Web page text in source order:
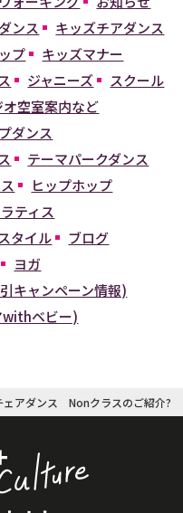
ンス
キッズチアダンス
プ
キッズマナー
ジャニーズ
スクール
オ空室案内など
ダンス
テーマパークダンス
ヒップホップ
ティス
タイル
ブログ
ヨガ
キャンペーン情報)
withベビー)
ェアダンス Nonクラスのご紹介?